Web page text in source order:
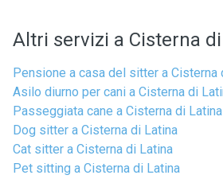
Altri servizi a Cisterna
Pensione a casa del sitter a Cisterna
Asilo diurno per cani a Cisterna di
Passeggiata cane a Cisterna di Latina
Dog sitter a Cisterna di Latina
Cat sitter a Cisterna di Latina
Pet sitting a Cisterna di Latina